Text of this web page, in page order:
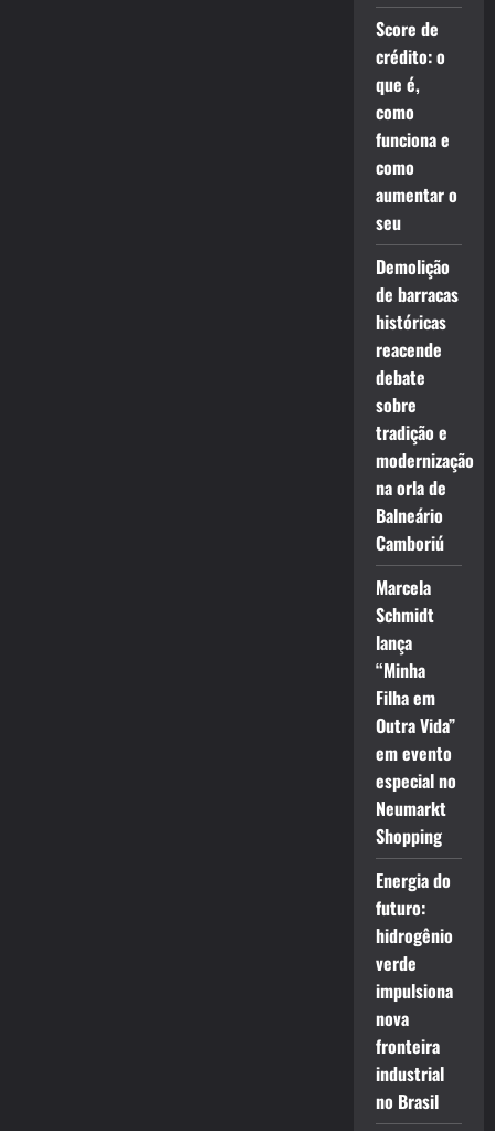
Score de
crédito: o
que é,
como
funciona e
como
aumentar o
seu
Demolição
de barracas
históricas
reacende
debate
sobre
tradição e
modernização
na orla de
Balneário
Camboriú
Marcela
Schmidt
lança
“Minha
Filha em
Outra Vida”
em evento
especial no
Neumarkt
Shopping
Energia do
futuro:
hidrogênio
verde
impulsiona
nova
fronteira
industrial
no Brasil